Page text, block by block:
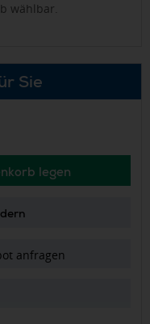
wählbar.
Sie
legen
anfragen